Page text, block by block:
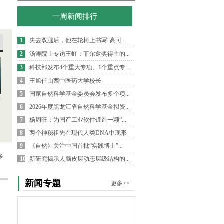
一周新闻排行
1
失去双腿后，他在轮椅上书写“高可...
2
汤涛院士专访王虹：菲尔兹奖得主的...
3
科技部发布4个重大专项、1个重点专...
4
王旭任山西中医药大学校长
5
国家自然科学基金委员会发布多个项...
6
2026年度黑龙江省自然科学基金拟资...
7
杨周旺：为国产工业软件锻造一颗“...
8
两个神秘祖先在现代人类DNA中现形
9
《自然》关注中国首批“实践博士”...
10
新研究揭示人脑皮层动态层级结构的...
新闻专题 更多>>